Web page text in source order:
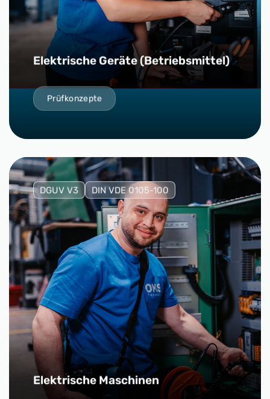
Elektrische Geräte (Betriebsmittel)
Prüfkonzepte
DGUV V3 DIN VDE 0105-100
Elektrische Maschinen